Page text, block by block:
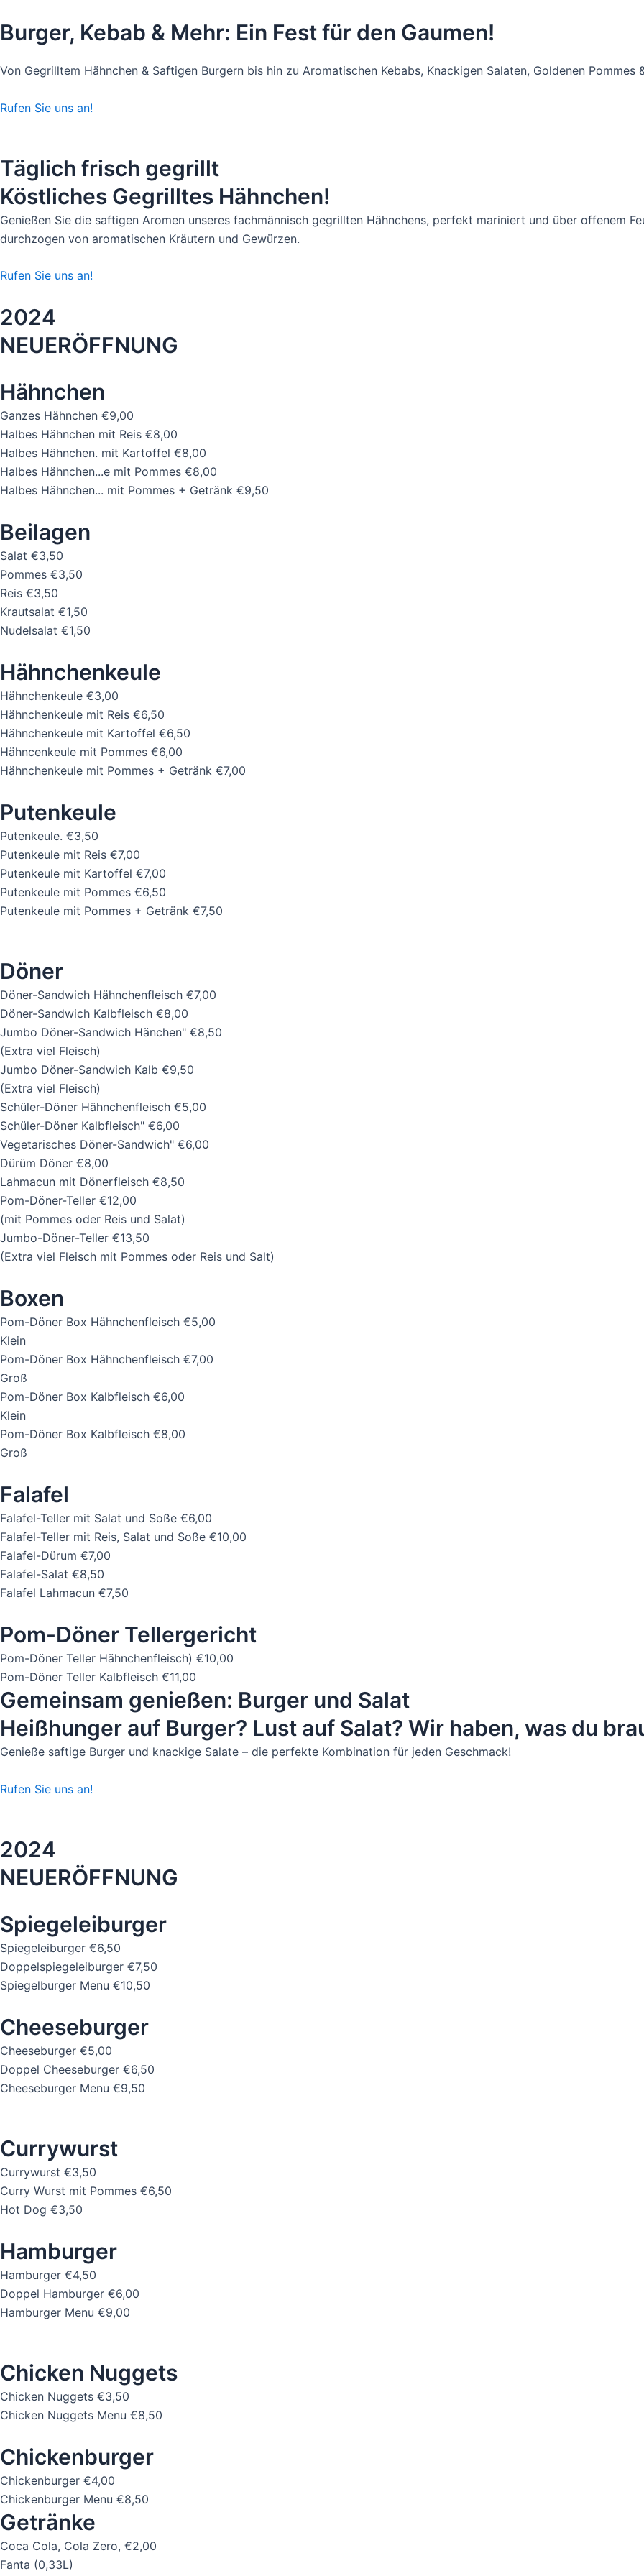
to
content
Burger, Kebab & Mehr: Ein Fest für den Gaumen!
Von Gegrilltem Hähnchen & Saftigen Burgern bis hin zu Aromatischen Kebabs, Knackigen Salaten, Goldenen Pommes
Rufen Sie uns an!
Täglich frisch gegrillt
Köstliches Gegrilltes Hähnchen!
Genießen Sie die saftigen Aromen unseres fachmännisch gegrillten Hähnchens, perfekt mariniert und über offenem
durchzogen von aromatischen Kräutern und Gewürzen.
Rufen Sie uns an!
2024
NEUERÖFFNUNG
Hähnchen
Ganzes Hähnchen €9,00
Halbes Hähnchen mit Reis €8,00
Halbes Hähnchen. mit Kartoffel €8,00
Halbes Hähnchen...e mit Pommes €8,00
Halbes Hähnchen... mit Pommes + Getränk €9,50
Beilagen
Salat €3,50
Pommes €3,50
Reis €3,50
Krautsalat €1,50
Nudelsalat €1,50
Hähnchenkeule
Hähnchenkeule €3,00
Hähnchenkeule mit Reis €6,50
Hähnchenkeule mit Kartoffel €6,50
Hähncenkeule mit Pommes €6,00
Hähnchenkeule mit Pommes + Getränk €7,00
Putenkeule
Putenkeule. €3,50
Putenkeule mit Reis €7,00
Putenkeule mit Kartoffel €7,00
Putenkeule mit Pommes €6,50
Putenkeule mit Pommes + Getränk €7,50
Döner
Döner-Sandwich Hähnchenfleisch €7,00
Döner-Sandwich Kalbfleisch €8,00
Jumbo Döner-Sandwich Hänchen" €8,50
(Extra viel Fleisch)
Jumbo Döner-Sandwich Kalb €9,50
(Extra viel Fleisch)
Schüler-Döner Hähnchenfleisch €5,00
Schüler-Döner Kalbfleisch" €6,00
Vegetarisches Döner-Sandwich" €6,00
Dürüm Döner €8,00
Lahmacun mit Dönerfleisch €8,50
Pom-Döner-Teller €12,00
(mit Pommes oder Reis und Salat)
Jumbo-Döner-Teller €13,50
(Extra viel Fleisch mit Pommes oder Reis und Salt)
Boxen
Pom-Döner Box Hähnchenfleisch €5,00
Klein
Pom-Döner Box Hähnchenfleisch €7,00
Groß
Pom-Döner Box Kalbfleisch €6,00
Klein
Pom-Döner Box Kalbfleisch €8,00
Groß
Falafel
Falafel-Teller mit Salat und Soße €6,00
Falafel-Teller mit Reis, Salat und Soße €10,00
Falafel-Dürum €7,00
Falafel-Salat €8,50
Falafel Lahmacun €7,50
Pom-Döner Tellergericht
Pom-Döner Teller Hähnchenfleisch) €10,00
Pom-Döner Teller Kalbfleisch €11,00
Gemeinsam genießen: Burger und Salat
Heißhunger auf Burger? Lust auf Salat? Wir haben, was du
Genieße saftige Burger und knackige Salate – die perfekte Kombination für jeden Geschmack!
Rufen Sie uns an!
2024
NEUERÖFFNUNG
Spiegeleiburger
Spiegeleiburger €6,50
Doppelspiegeleiburger €7,50
Spiegelburger Menu €10,50
Cheeseburger
Cheeseburger €5,00
Doppel Cheeseburger €6,50
Cheeseburger Menu €9,50
Currywurst
Currywurst €3,50
Curry Wurst mit Pommes €6,50
Hot Dog €3,50
Hamburger
Hamburger €4,50
Doppel Hamburger €6,00
Hamburger Menu €9,00
Chicken Nuggets
Chicken Nuggets €3,50
Chicken Nuggets Menu €8,50
Chickenburger
Chickenburger €4,00
Chickenburger Menu €8,50
Getränke
Coca Cola, Cola Zero, €2,00
Fanta (0,33L)